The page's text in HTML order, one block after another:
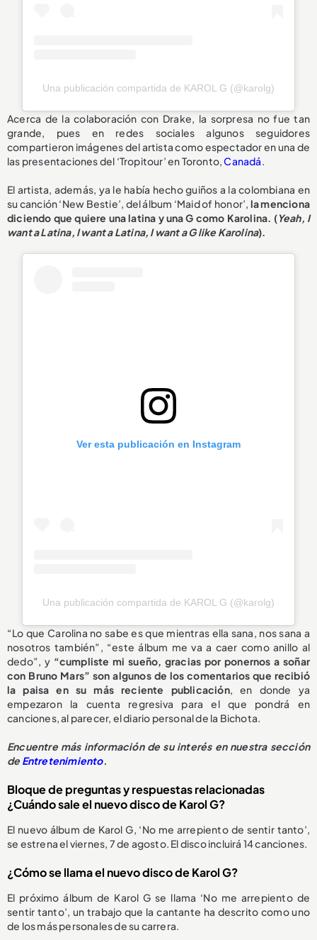
Una publicación compartida de KAROL G (@karolg)
Acerca de la colaboración con Drake, la sorpresa no fue tan
grande, pues en redes sociales algunos seguidores
compartieron imágenes del artista como espectador en una de
las presentaciones del ‘Tropitour’ en Toronto,Canadá.
El artista, además, ya le había hecho guiños a la colombiana en
su canción ‘New Bestie’, del álbum ‘Maid of honor’, la menciona
diciendo que quiere una latina y una G como Karolina. (Yeah, I
want a Latina, I want a Latina, I want a G like Karolina).
Ver esta publicación en Instagram
Una publicación compartida de KAROL G (@karolg)
“Lo que Carolina no sabe es que mientras ella sana, nos sana a
nosotros también”, “este álbum me va a caer como anillo al
dedo”, y “cumpliste mi sueño, gracias por ponernos a soñar
con Bruno Mars” son algunos de los comentarios que recibió
la paisa en su más reciente publicación, en donde ya
empezaron la cuenta regresiva para el que pondrá en
canciones, al parecer, el diario personal de la Bichota.
Encuentre más información de su interés en nuestra sección
deEntretenimiento.
Bloque de preguntas y respuestas relacionadas
¿Cuándo sale el nuevo disco de Karol G?
El nuevo álbum de Karol G, ‘No me arrepiento de sentir tanto’,
se estrena el viernes, 7 de agosto. El disco incluirá 14 canciones.
¿Cómo se llama el nuevo disco de Karol G?
El próximo álbum de Karol G se llama ‘No me arrepiento de
sentir tanto’, un trabajo que la cantante ha descrito como uno
de los más personales de su carrera.